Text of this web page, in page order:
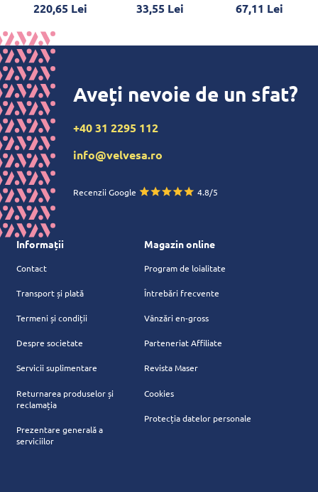
220,65 Lei 33,55 Lei 67,11 Lei
Aveți nevoie de un sfat?
+40 31 2295 112
info@velvesa.ro
Recenzii Google 4.8/5
Informații
Contact
Transport și plată
Termeni și condiții
Despre societate
Servicii suplimentare
Returnarea produselor și
reclamația
Prezentare generală a
serviciilor
Magazin online
Program de loialitate
Întrebări frecvente
Vânzări en-gross
Parteneriat Affiliate
Revista Maser
Cookies
Protecția datelor personale